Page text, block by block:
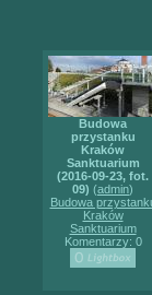
Budowa
przystanku
Kraków
Sanktuarium
(2016-09-23, fot.
09) (admin)
Budowa
Kraków
Sanktuarium
Komentarzy: 0